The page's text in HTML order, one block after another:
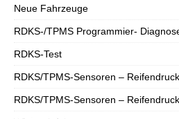
Neue Fahrzeuge
RDKS-/TPMS Programmier-
RDKS-Test
RDKS/TPMS-Sensoren –
RDKS/TPMS-Sensoren –